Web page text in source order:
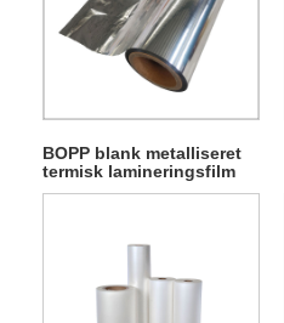
BOPP blank metalliseret
termisk lamineringsfilm